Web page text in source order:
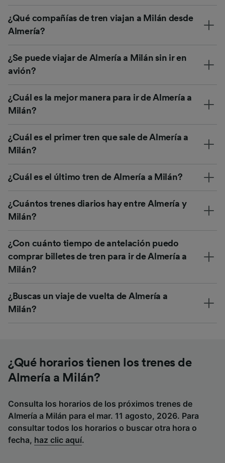
¿Qué compañías de tren viajan a Milán desde
Almería?
¿Se puede viajar de Almería a Milán sin ir en
avión?
¿Cuál es la mejor manera para ir de Almería a
Milán?
¿Cuál es el primer tren que sale de Almería a
Milán?
¿Cuál es el último tren de Almería a Milán?
¿Cuántos trenes diarios hay entre Almería y
Milán?
¿Con cuánto tiempo de antelación puedo
comprar billetes de tren para ir de Almería a
Milán?
¿Buscas un viaje de vuelta de Almería a
Milán?
¿Qué horarios tienen los trenes de
Almería a Milán?
Consulta los horarios de los próximos trenes de
Almería a Milán para el mar. 11 agosto, 2026. Para
consultar todos los horarios o buscar otra hora o
fecha, haz clic aquí.